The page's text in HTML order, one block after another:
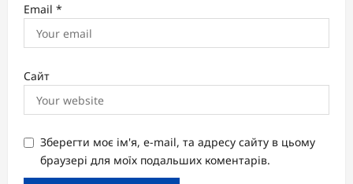
Email *
Сайт
Зберегти моє ім'я, e-mail, та адресу сайту в цьому
браузері для моїх подальших коментарів.